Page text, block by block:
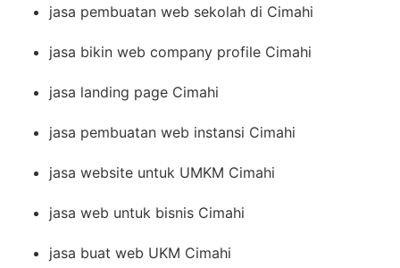
jasa pembuatan web sekolah di Cimahi
jasa bikin web company profile Cimahi
jasa landing page Cimahi
jasa pembuatan web instansi Cimahi
jasa website untuk UMKM Cimahi
jasa web untuk bisnis Cimahi
jasa buat web UKM Cimahi